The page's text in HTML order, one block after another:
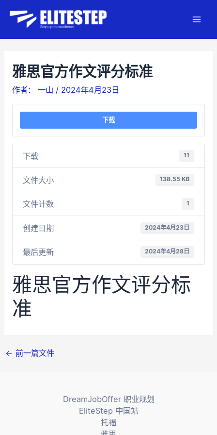
容
雅思官方作文评分标准
作者： 一山 / 2024年4月23日
下载
下载 11
文件大小 138.55 KB
文件计数 1
创建日期 2024年4月23日
最后更新 2024年4月28日
雅思官方作文评分标
准
文
← 前一篇文件
DreamJobOffer 职业规划
EliteStep 中国站
托福